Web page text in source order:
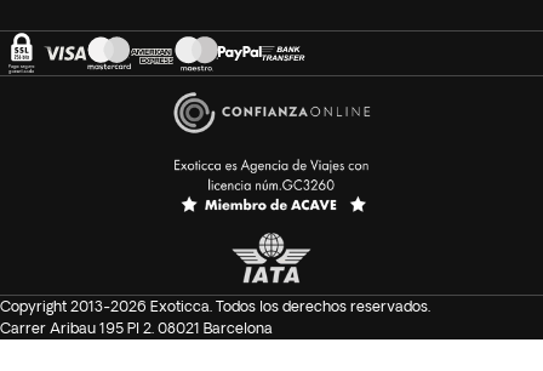
Copyright 2013-2026 Exoticca. Todos los derechos reservados.
Carrer Aribau 195 Pl 2. 08021 Barcelona